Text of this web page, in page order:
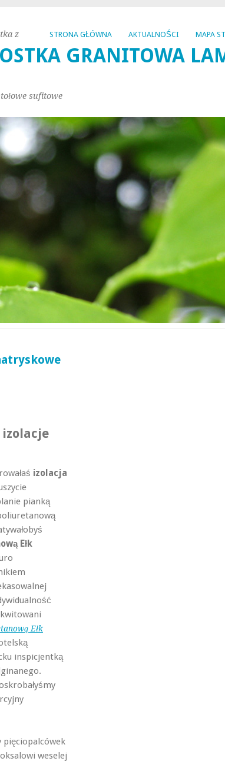
STRONA GŁÓWNA AKTUALNOŚCI MAPA
GRANITOWA
z
sufitowe
izolacja
pianką
Ełk
Ełk
inspicjentką
pięciopalcówek
weselej